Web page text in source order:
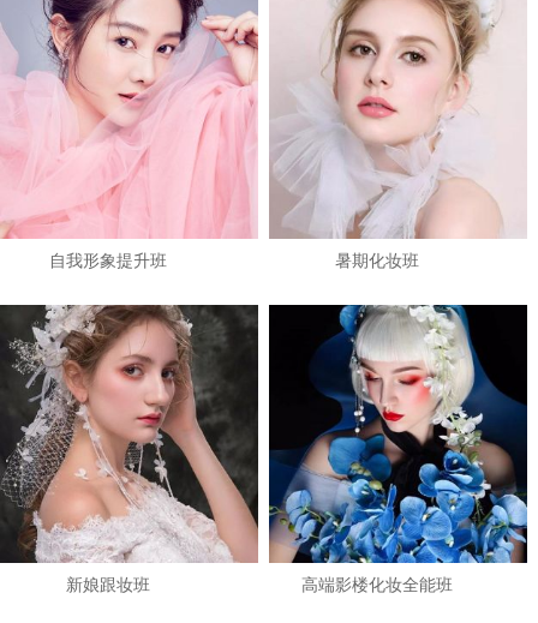
自我形象提升班 暑期化妆班
新娘跟妆班 高端影楼化妆全能班